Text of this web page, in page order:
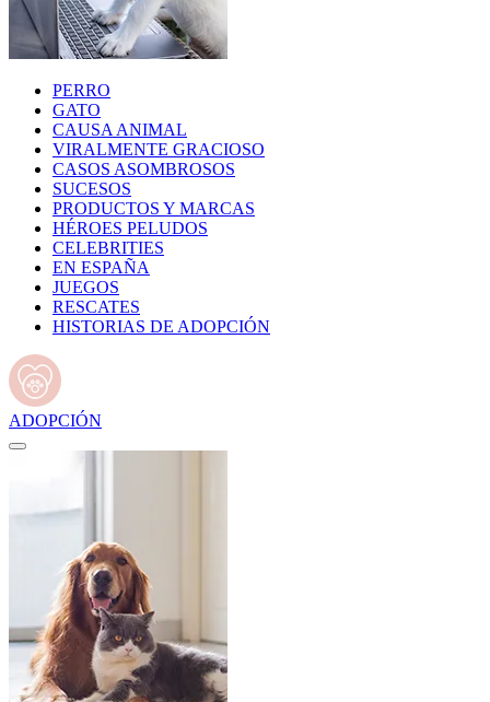
PERRO
GATO
CAUSA ANIMAL
VIRALMENTE GRACIOSO
CASOS ASOMBROSOS
SUCESOS
PRODUCTOS Y MARCAS
HÉROES PELUDOS
CELEBRITIES
EN ESPAÑA
JUEGOS
RESCATES
HISTORIAS DE ADOPCIÓN
ADOPCIÓN